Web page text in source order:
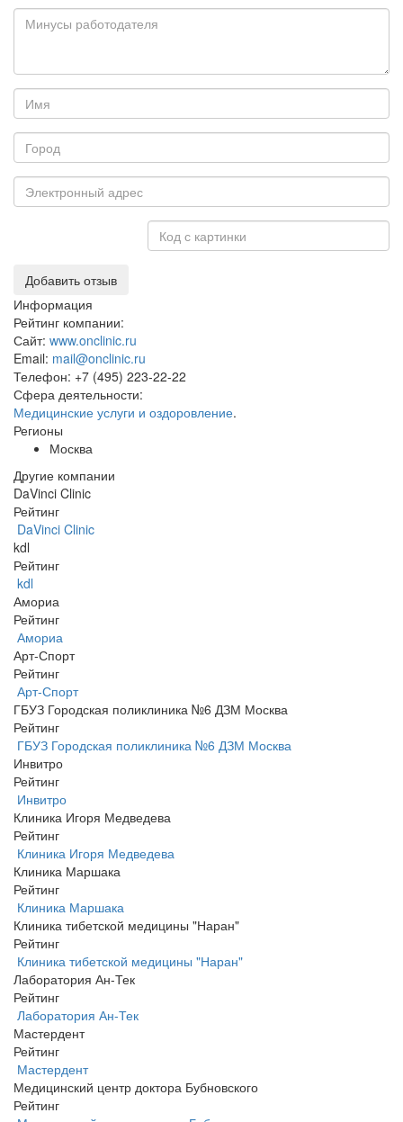
Добавить отзыв
Информация
Рейтинг компании:
Сайт: www.onclinic.ru
Email: mail@onclinic.ru
Телефон: +7 (495) 223-22-22
Сфера деятельности:
Медицинские услуги и оздоровление.
Регионы
Москва
Другие компании
DaVinci Clinic
Рейтинг
DaVinci Clinic
kdl
Рейтинг
kdl
Амориа
Рейтинг
Амориа
Арт-Спорт
Рейтинг
Арт-Спорт
ГБУЗ Городская поликлиника №6 ДЗМ Москва
Рейтинг
ГБУЗ Городская поликлиника №6 ДЗМ Москва
Инвитро
Рейтинг
Инвитро
Клиника Игоря Медведева
Рейтинг
Клиника Игоря Медведева
Клиника Маршака
Рейтинг
Клиника Маршака
Клиника тибетской медицины "Наран"
Рейтинг
Клиника тибетской медицины "Наран"
Лаборатория Ан-Тек
Рейтинг
Лаборатория Ан-Тек
Мастердент
Рейтинг
Мастердент
Медицинский центр доктора Бубновского
Рейтинг